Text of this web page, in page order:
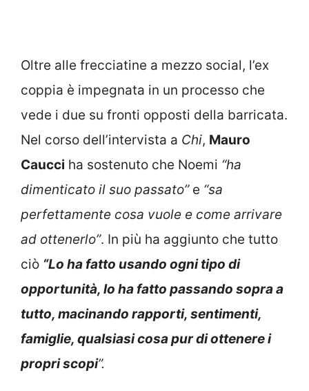
Oltre alle frecciatine a mezzo social, l’ex
coppia è impegnata in un processo che
vede i due su fronti opposti della barricata.
Nel corso dell’intervista a Chi, Mauro
Caucci ha sostenuto che Noemi “ha
dimenticato il suo passato”e “sa
perfettamente cosa vuole e come arrivare
ad ottenerlo”. In più ha aggiunto che tutto
ciò “Lo ha fatto usando ogni tipo di
opportunità, lo ha fatto passando sopra a
tutto, macinando rapporti, sentimenti,
famiglie, qualsiasi cosa pur di ottenere i
propri scopi”.